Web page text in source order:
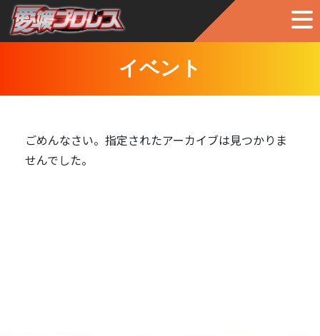
イベント
ごめんなさい。指定されたアーカイブは見つかりま
せんでした。